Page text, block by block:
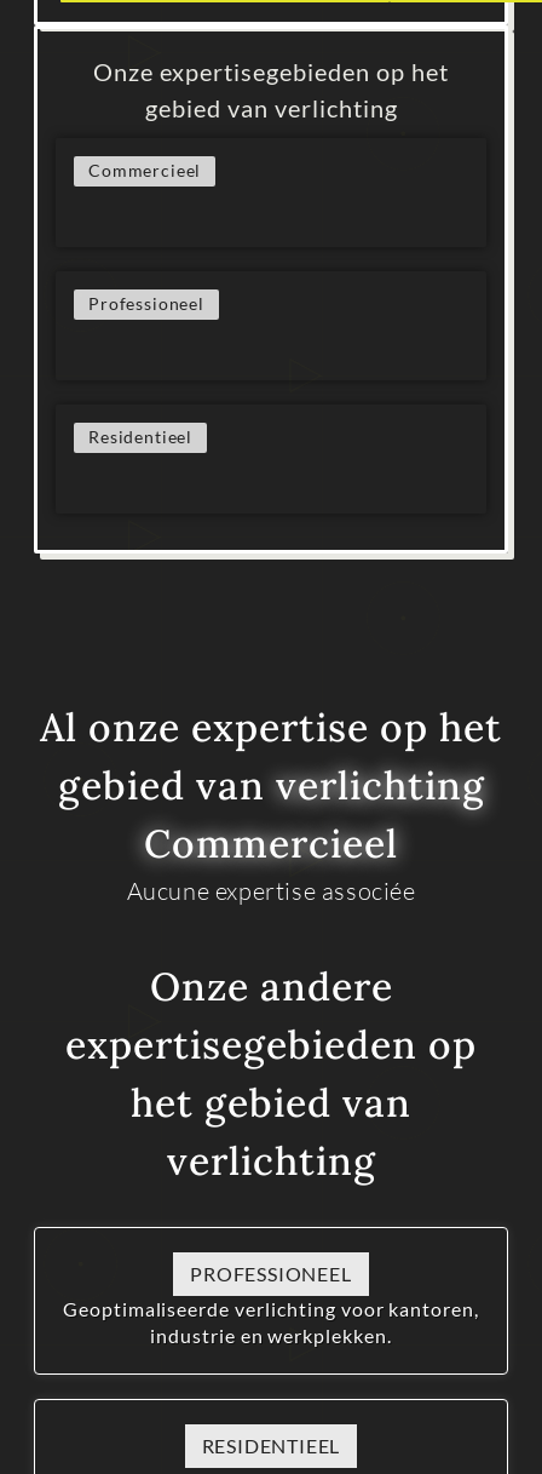
Onze expertisegebieden op het
gebied van verlichting
Commercieel
Professioneel
Residentieel
Al onze expertise op het
gebied van verlichting
Commercieel
Aucune expertise associée
Onze andere
expertisegebieden op
het gebied van
verlichting
PROFESSIONEEL
Geoptimaliseerde verlichting voor kantoren,
industrie en werkplekken.
RESIDENTIEEL